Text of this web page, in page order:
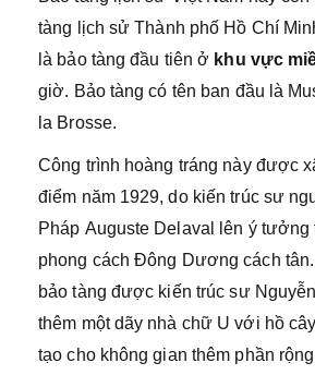
tàng lịch sử Thành phố Hồ Chí
là bảo tàng đầu tiên ở khu vực
giờ. Bảo tàng có tên ban đầu là
la Brosse.
Công trình hoàng tráng này được
điểm năm 1929, do kiến trúc sư
Pháp Auguste Delaval lên ý tưởng
phong cách Đông Dương cách
bảo tàng được kiến trúc sư
thêm một dãy nhà chữ U với hồ
tạo cho không gian thêm phần